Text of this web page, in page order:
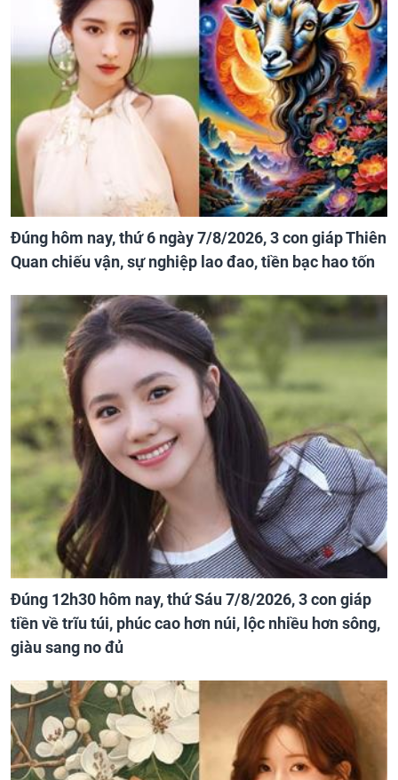
Đúng hôm nay, thứ 6 ngày 7/8/2026, 3 con giáp Thiên
Quan chiếu vận, sự nghiệp lao đao, tiền bạc hao tốn
Đúng 12h30 hôm nay, thứ Sáu 7/8/2026, 3 con giáp
tiền về trĩu túi, phúc cao hơn núi, lộc nhiều hơn sông,
giàu sang no đủ